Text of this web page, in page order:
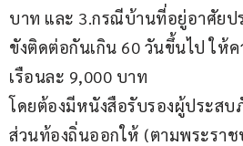
บาท และ 3.กรณีบ้านที่อยู่อาศัย
ขังติดต่อกันเกิน 60 วันขึ้นไป ให้
เรือนละ 9,000 บาท
โดยต้องมีหนังสือรับรองผู้ประสบ
ส่วนท้องถิ่นออกให้ (ตามพระรา